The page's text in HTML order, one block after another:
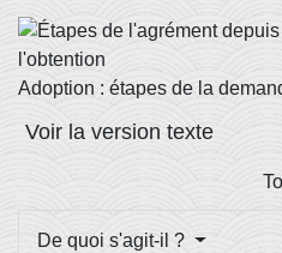
Adoption : étapes de la
Voir la version texte
De quoi s'agit-il ?